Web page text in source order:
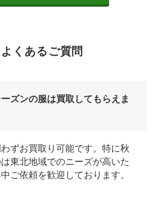
よくあるご質問
ズンの服は買取してもらえま
ずお買取り可能です。特に秋
東北地域でのニーズが高いた
ご依頼を歓迎しております。